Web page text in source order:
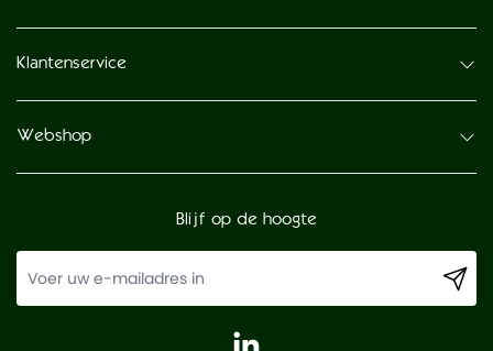
Klantenservice
Webshop
Blijf op de hoogte